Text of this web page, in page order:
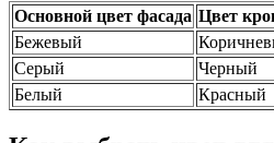
Основной цвет фасада Цвет
Бежевый
Серый
Черный
Белый
Красный